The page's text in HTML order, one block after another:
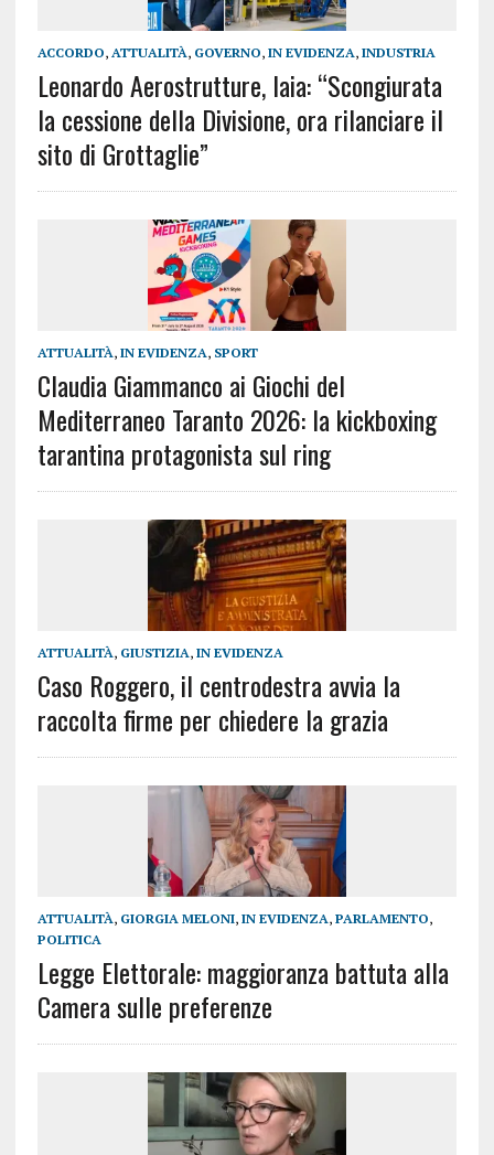
ACCORDO, ATTUALITÀ, GOVERNO, IN EVIDENZA, INDUSTRIA
Leonardo Aerostrutture, Iaia: “Scongiurata
la cessione della Divisione, ora rilanciare il
sito di Grottaglie”
ATTUALITÀ, IN EVIDENZA, SPORT
Claudia Giammanco ai Giochi del
Mediterraneo Taranto 2026: la kickboxing
tarantina protagonista sul ring
ATTUALITÀ, GIUSTIZIA, IN EVIDENZA
Caso Roggero, il centrodestra avvia la
raccolta firme per chiedere la grazia
ATTUALITÀ, GIORGIA MELONI, IN EVIDENZA, PARLAMENTO,
POLITICA
Legge Elettorale: maggioranza battuta alla
Camera sulle preferenze